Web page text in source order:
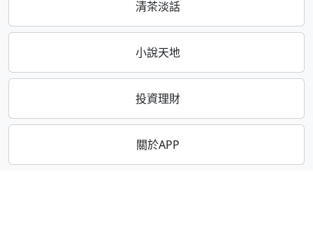
清茶淡話
小說天地
投資理財
關於APP